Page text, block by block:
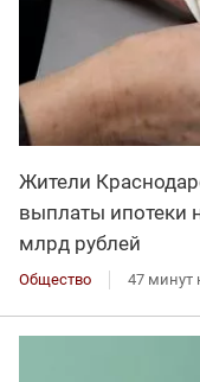
Жители
выплаты ипотеки
млрд рублей
Общество 47 минут